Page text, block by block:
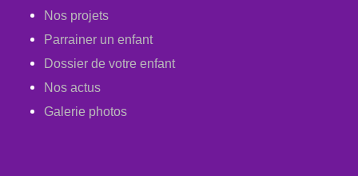
Nos projets
Parrainer un enfant
Dossier de votre enfant
Nos actus
Galerie photos